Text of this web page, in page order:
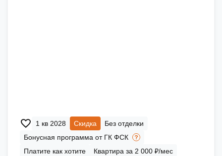
1 кв 2028 Скидка
Без отделки
Бонусная программа от ГК ФСК
Платите как хотите
Квартира за 2 000 ₽/мес